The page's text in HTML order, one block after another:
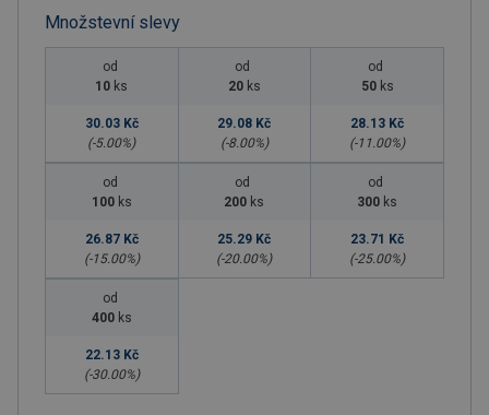
Množstevní slevy
od
10 ks
30.03 Kč
(-5.00%)
od
20 ks
29.08 Kč
(-8.00%)
od
50 ks
28.13 Kč
(-11.00%)
od
100 ks
26.87 Kč
(-15.00%)
od
200 ks
25.29 Kč
(-20.00%)
od
300 ks
23.71 Kč
(-25.00%)
od
400 ks
22.13 Kč
(-30.00%)